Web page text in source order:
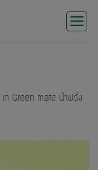
in Green mate น้ำฝรั่ง